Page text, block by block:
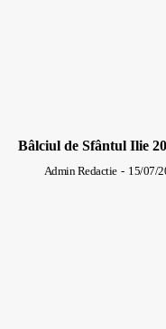
Bâlciul de Sfântul Ilie
Admin Redactie - 15/07/